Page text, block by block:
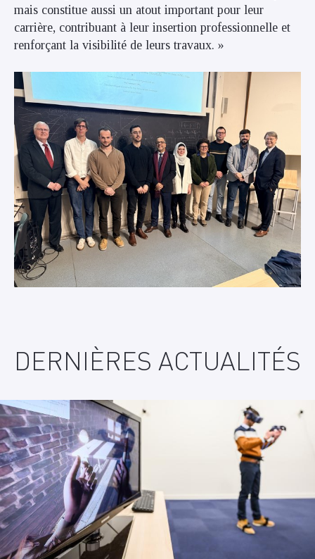
mais constitue aussi un atout important pour leur
carrière, contribuant à leur insertion professionnelle et
renforçant la visibilité de leurs travaux. »
DERNIÈRES ACTUALITÉS